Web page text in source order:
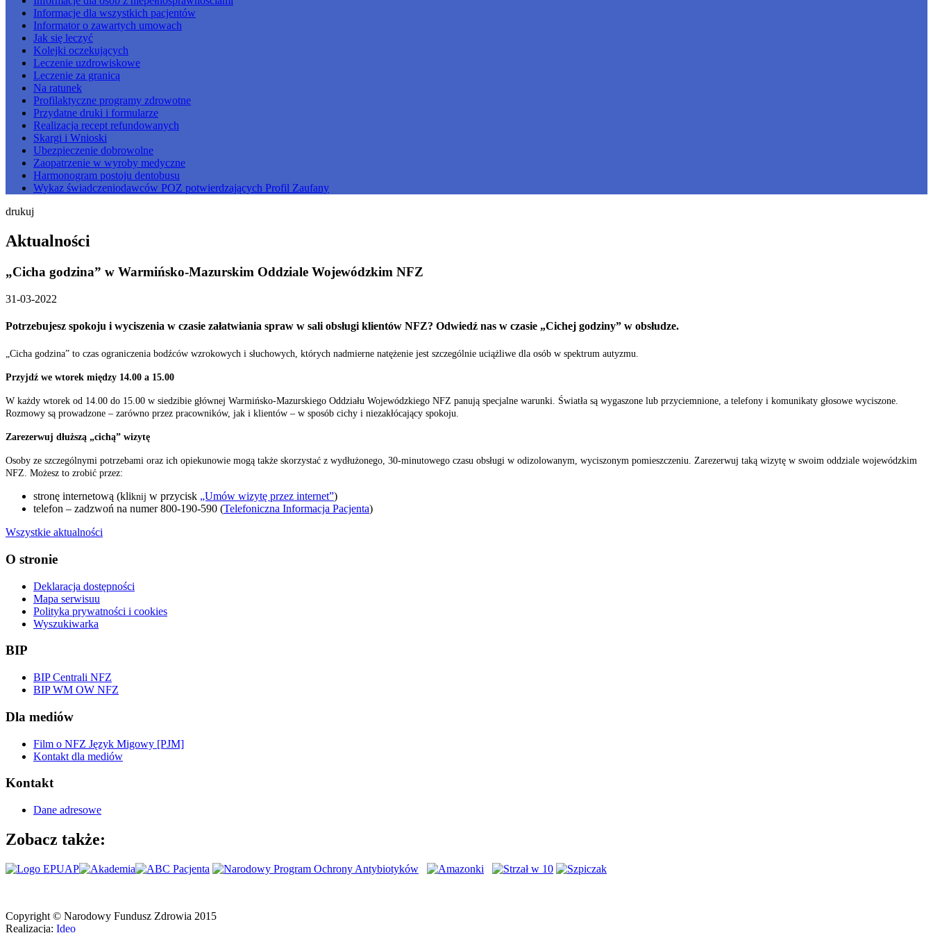
Informacje dla wszystkich pacjentów
Informator o zawartych umowach
Jak się leczyć
Kolejki oczekujących
Leczenie uzdrowiskowe
Leczenie za granicą
Na ratunek
Profilaktyczne programy zdrowotne
Przydatne druki i formularze
Realizacja recept refundowanych
Skargi i Wnioski
Ubezpieczenie dobrowolne
Zaopatrzenie w wyroby medyczne
Harmonogram postoju dentobusu
Wykaz świadczeniodawców POZ potwierdzających Profil Zaufany
drukuj
Aktualności
„Cicha godzina” w Warmińsko-Mazurskim Oddziale Wojewódzkim NFZ
31-03-2022
Potrzebujesz spokoju i wyciszenia w czasie załatwiania spraw w sali obsługi klientów NFZ? Odwiedź nas w czasie „Cichej godziny” w obsłudze.
„Cicha godzina” to czas ograniczenia bodźców wzrokowych i słuchowych, których nadmierne natężenie jest szczególnie uciążliwe dla osób w spektrum autyzmu.
Przyjdź we wtorek między 14.00 a 15.00
W każdy wtorek od 14.00 do 15.00 w siedzibie głównej Warmińsko-Mazurskiego Oddziału Wojewódzkiego NFZ panują specjalne warunki. Światła są wygaszone lub przyciemnione, a telefony i komunikaty głosowe wyciszone.
Rozmowy są prowadzone – zarówno przez pracowników, jak i klientów – w sposób cichy i niezakłócający spokoju.
Zarezerwuj dłuższą „cichą” wizytę
Osoby ze szczególnymi potrzebami oraz ich opiekunowie mogą także skorzystać z wydłużonego, 30-minutowego czasu obsługi w odizolowanym, wyciszonym pomieszczeniu. Zarezerwuj taką wizytę w swoim oddziale wojewódzkim
NFZ. Możesz to zrobić przez:
stronę internetową (kliknij w przycisk „Umów wizytę przez internet”)
telefon – zadzwoń na numer 800-190-590 (Telefoniczna Informacja Pacjenta)
Wszystkie aktualności
O stronie
Deklaracja dostępności
Mapa serwisuu
Polityka prywatności i cookies
Wyszukiwarka
BIP
BIP Centrali NFZ
BIP WM OW NFZ
Dla mediów
Film o NFZ Język Migowy [PJM]
Kontakt dla mediów
Kontakt
Dane adresowe
Zobacz także:
Copyright © Narodowy Fundusz Zdrowia 2015
Realizacja: Ideo